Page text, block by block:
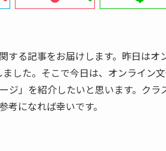
する記事をお届けします。昨日はオ
した。そこで今日は、オンライン
」を紹介したいと思います。クラ
になれば幸いです。